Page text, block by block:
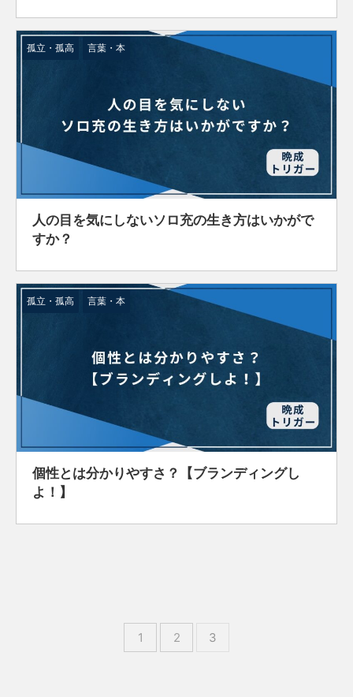
孤立・孤高 言葉・本
人の目を気にしないソロ充の生き方はいかがで
すか？
孤立・孤高 言葉・本
個性とは分かりやすさ？【ブランディングし
よ！】
1 2 3